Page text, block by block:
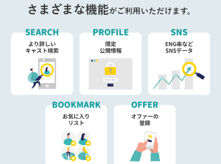
さまざまな機能がご利用いただけます。